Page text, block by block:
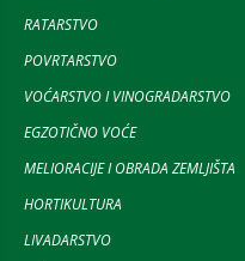
RATARSTVO
POVRTARSTVO
VOĆARSTVO I VINOGRADARSTVO
EGZOTIČNO VOĆE
MELIORACIJE I OBRADA ZEMLJIŠTA
HORTIKULTURA
LIVADARSTVO